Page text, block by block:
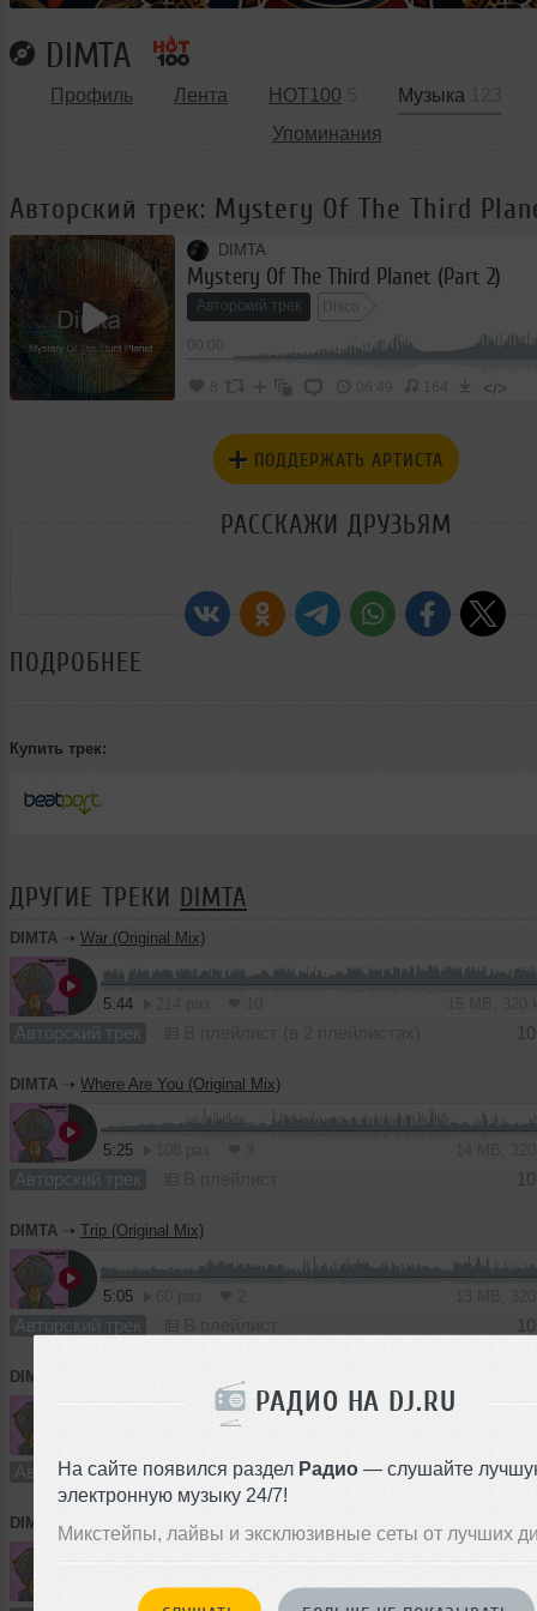
РАДИО НА DJ.RU
На сайте появился раздел Радио — слушайте
электронную музыку 24/7!
Микстейпы, лайвы и эксклюзивные сеты от лучших
DIMTA
Профиль Лента HOT100 Музыка
Упоминания
Авторский трек: Mystery Of The Third
DIMTA
Mystery Of The Third Planet (Part 2)
Авторский трек Disco
06:49 164 </>
ПОДДЕРЖАТЬ АРТИСТА
РАССКАЖИ ДРУЗЬЯМ
ПОДРОБНЕЕ
Купить трек:
ДРУГИЕ ТРЕКИ DIMTA
DIMTA ➝ War (Original Mix)
5:44
Авторский трек
DIMTA ➝ Where Are You (Original Mix)
5:25
Авторский трек
DIMTA ➝ Trip (Original Mix)
5:05
Авторский трек
DIMTA
Авторский трек В плейлист
DIMTA ➝ Room (Original Mix)
24 раза 2 9.3 MB,